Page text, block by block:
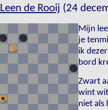
Leen de Rooij (24
Mijn
je
ik
bord
Zwart
wint
niet als